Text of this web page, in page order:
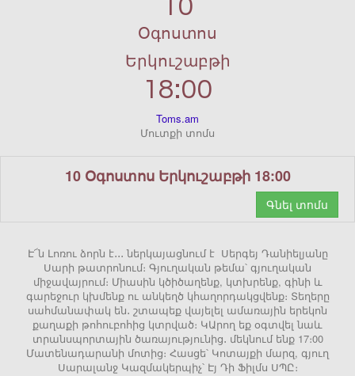
10
Օգոստոս
Երկուշաբթի
18:00
Toms.am
Մուտքի տոմս
10 Օգոստոս Երկուշաբթի 18:00
Գնել տոմս
Է՜ն Լոռու ձորն է․․․ ներկայացնում է Սերգեյ Դանիելյանը
Սարի թատրոնում։ Գյուղական թեմա՝ գյուղական
միջավայրում։ Միասին կծիծաղենք, կտխրենք, գինի և
գարեջուր կխմենք ու անկեղծ կհաղորդակցվենք։ Տեղերը
սահմանափակ են․ շտապեք վայելել ամառային երեկոն
քաղաքի թոհուբոհից կտրված։ ԿԱրող եք օգտվել նաև
տրանսպորտային ծառայությունից․ մեկնում ենք 17։00
Մատենադարանի մոտից։ Հասցե՝ Կոտայքի մարզ, գյուղ
Սարալանջ Կազմակերպիչ՝ Էյ Դի Ֆիլմս ՍՊԸ։